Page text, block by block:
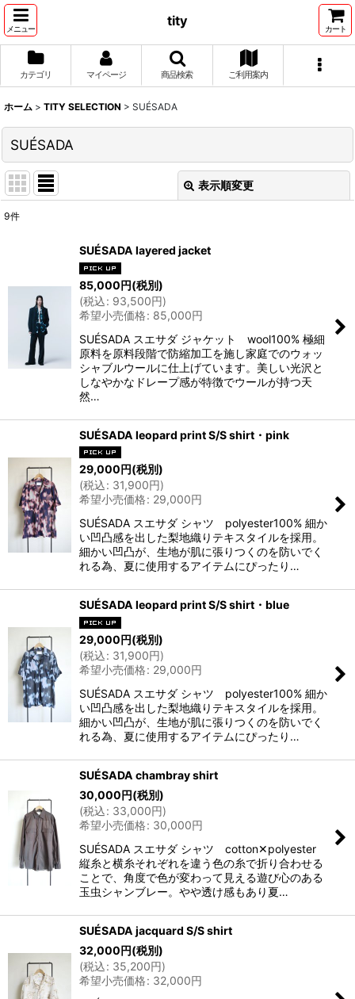
メニュー
tity
カート
カテゴリ マイページ 商品検索 ご利用案内
ホーム > TITY SELECTION > SUÉSADA
SUÉSADA
表示順変更
絞り込む
9件
SUÉSADA layered jacket
85,000円(税別)
(税込: 93,500円)
希望小売価格: 85,000円
SUÉSADA スエサダ ジャケット wool100% 極細
原料を原料段階で防縮加工を施し家庭でのウォッ
シャブルウールに仕上げています。美しい光沢と
しなやかなドレープ感が特徴でウールが持つ天
然…
SUÉSADA leopard print S/S shirt・pink
29,000円(税別)
(税込: 31,900円)
希望小売価格: 29,000円
SUÉSADA スエサダ シャツ polyester100% 細か
い凹凸感を出した梨地織りテキスタイルを採用。
細かい凹凸が、生地が肌に張りつくのを防いでく
れる為、夏に使用するアイテムにぴったり…
SUÉSADA leopard print S/S shirt・blue
29,000円(税別)
(税込: 31,900円)
希望小売価格: 29,000円
SUÉSADA スエサダ シャツ polyester100% 細か
い凹凸感を出した梨地織りテキスタイルを採用。
細かい凹凸が、生地が肌に張りつくのを防いでく
れる為、夏に使用するアイテムにぴったり…
SUÉSADA chambray shirt
30,000円(税別)
(税込: 33,000円)
希望小売価格: 30,000円
SUÉSADA スエサダ シャツ cotton✕polyester
縦糸と横糸それぞれを違う色の糸で折り合わせる
ことで、角度で色が変わって見える遊び心のある
玉虫シャンブレー。やや透け感もあり夏…
SUÉSADA jacquard S/S shirt
32,000円(税別)
(税込: 35,200円)
希望小売価格: 32,000円